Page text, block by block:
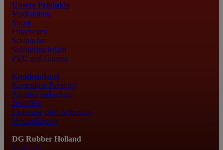
Unsere Produkte
Verdrahtung
Strom
Fittarbeiten
Schläuche
Schlauchschellen
PVC und Gummi
Kundendienst
Kostenlose Beratung
Angebot anfordern
Bestellen
Lieferung oder Abholung
Versandkosten
DG Rubber Holland
Über uns